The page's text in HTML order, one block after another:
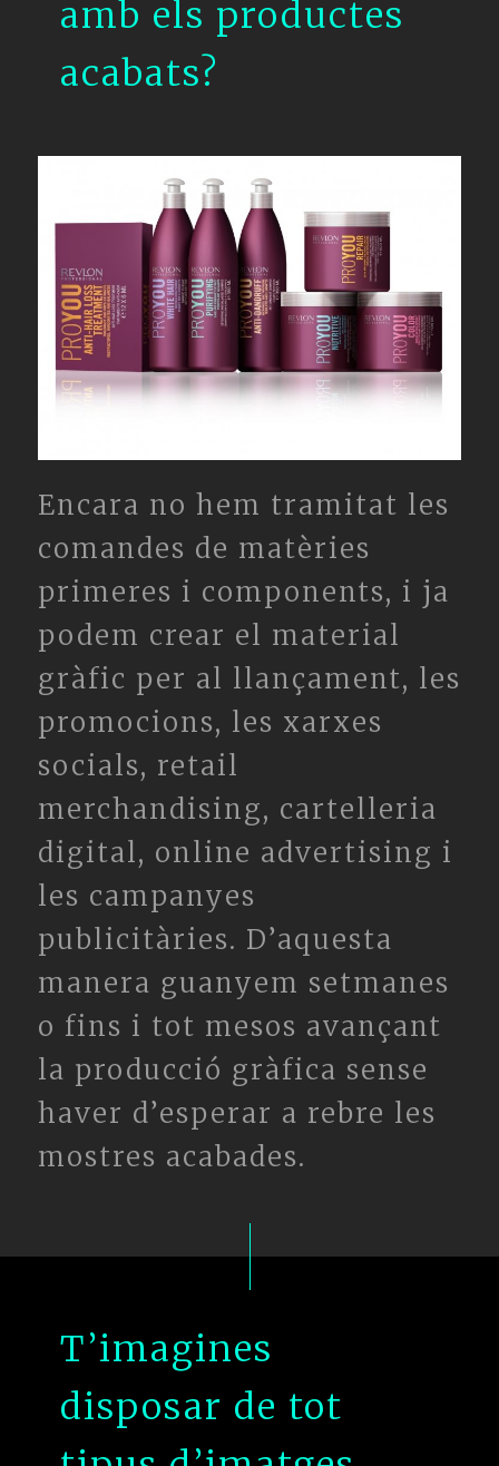
amb els productes
acabats?
Encara no hem tramitat les
comandes de matèries
primeres i components, i ja
podem crear el material
gràfic per al llançament, les
promocions, les xarxes
socials, retail
merchandising, cartelleria
digital, online advertising i
les campanyes
publicitàries. D’aquesta
manera guanyem setmanes
o fins i tot mesos avançant
la producció gràfica sense
haver d’esperar a rebre les
mostres acabades.
T’imagines
disposar de tot